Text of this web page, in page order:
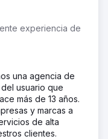
experiencia de
una agencia de
usuario que
más de 13 años.
y marcas a
de alta
clientes.